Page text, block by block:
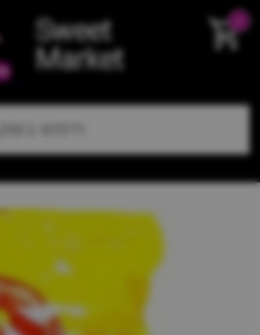
Sweet
Market